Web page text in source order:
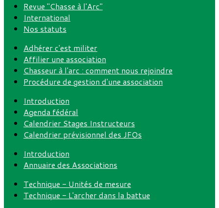
Revue "Chasse à l'Arc"
International
Nos statuts
Adhérer c'est militer
Affilier une association
Chasseur à l'arc : comment nous rejoindre
Procédure de gestion d'une association
Introduction
Agenda fédéral
Calendrier Stages Instructeurs
Calendrier prévisionnel des JFOs
Introduction
Annuaire des Associations
Technique - Unités de mesure
Technique - L'archer dans la battue